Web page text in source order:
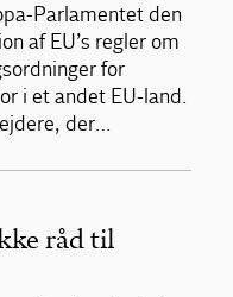
Parlamentet den
af EU’s regler om
for
i et andet EU-land.
der…
råd til